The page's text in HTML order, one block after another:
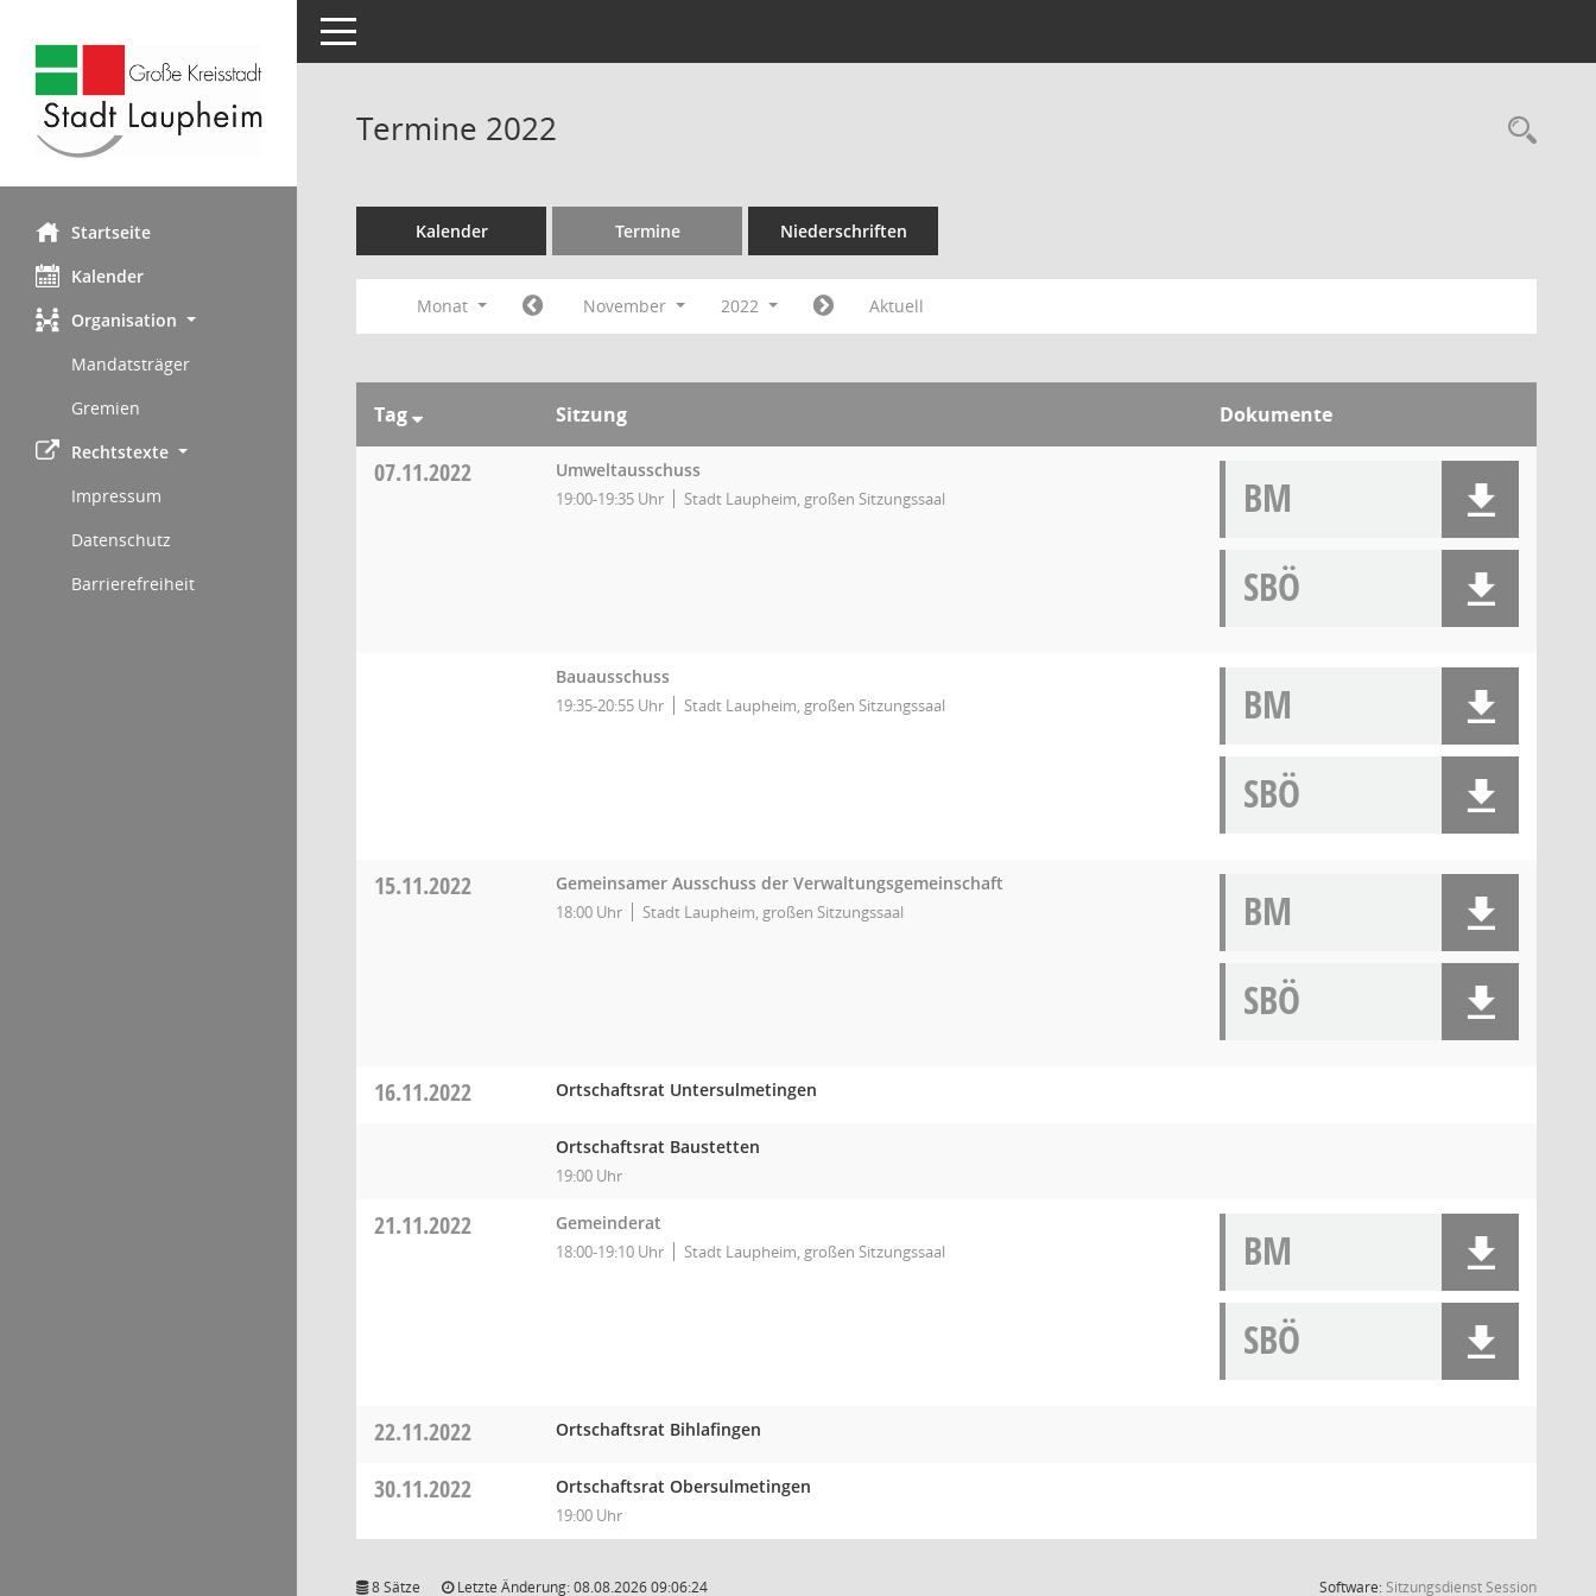
Startseite
Kalender
Organisation
Mandatsträger
Gremien
Rechtstexte
Impressum
Datenschutz
Barrierefreiheit
Toggle navigation
Termine 2022
Kalender Termine Niederschriften
Monat November 2022 Aktuell
Tag Sitzung Dokumente
07.11.2022 Umweltausschuss
19:00-19:35 Uhr Stadt Laupheim, großen Sitzungssaal
BM
SBÖ
Bauausschuss
19:35-20:55 Uhr Stadt Laupheim, großen Sitzungssaal
BM
SBÖ
15.11.2022 Gemeinsamer Ausschuss der Verwaltungsgemeinschaft
18:00 Uhr Stadt Laupheim, großen Sitzungssaal
BM
SBÖ
16.11.2022 Ortschaftsrat Untersulmetingen
Ortschaftsrat Baustetten
19:00 Uhr
21.11.2022 Gemeinderat
18:00-19:10 Uhr Stadt Laupheim, großen Sitzungssaal
BM
SBÖ
22.11.2022 Ortschaftsrat Bihlafingen
30.11.2022 Ortschaftsrat Obersulmetingen
19:00 Uhr
8 Sätze Letzte Änderung: 08.08.2026 09:06:24 Software: Sitzungsdienst Session(Wird in